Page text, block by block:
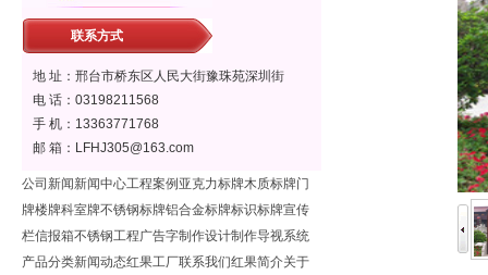
联系方式
地 址：邢台市桥东区人民大街豫珠苑深圳街
电 话：03198211568
手 机：13363771768
邮 箱：LFHJ305@163.com
公司新闻 新闻中心工程案例 亚克力标牌木质标牌门
牌楼牌科室牌不锈钢标牌铝合金标牌标识标牌宣传
栏信报箱不锈钢工程广告字制作设计制作导视系统
产品分类新闻动态红果工厂联系我们红果简介关于